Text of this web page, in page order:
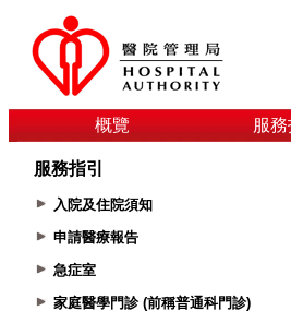
概覽 服務
服務指引
入院及住院須知
申請醫療報告
急症室
家庭醫學門診 (前稱普通科門診)